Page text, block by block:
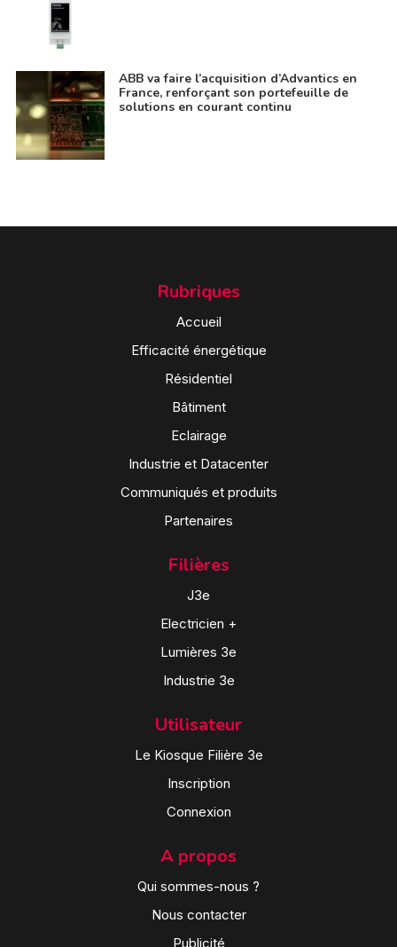
ABB va faire l’acquisition d’Advantics en
France, renforçant son portefeuille de
solutions en courant continu
Rubriques
Accueil
Efficacité énergétique
Résidentiel
Bâtiment
Eclairage
Industrie et Datacenter
Communiqués et produits
Partenaires
Filières
J3e
Electricien +
Lumières 3e
Industrie 3e
Utilisateur
Le Kiosque Filière 3e
Inscription
Connexion
A propos
Qui sommes-nous ?
Nous contacter
Publicité